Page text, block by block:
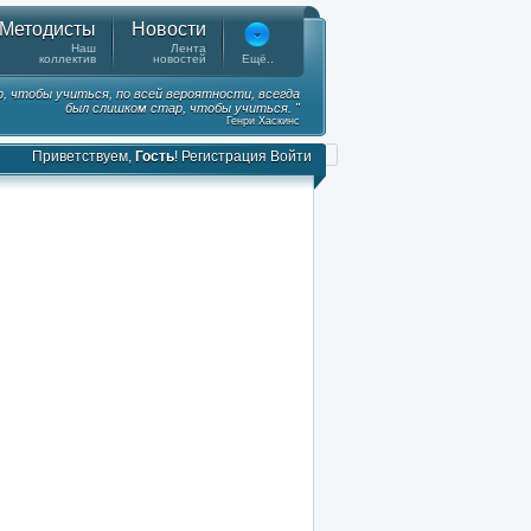
Методисты
Наш
коллектив
Новости
Лента
новостей
Ещё..
чтобы учиться, по всей вероятности, всегда
был слишком стар, чтобы учиться. "
Генри Хаскинс
Приветствуем, Гость! Регистрация Войти